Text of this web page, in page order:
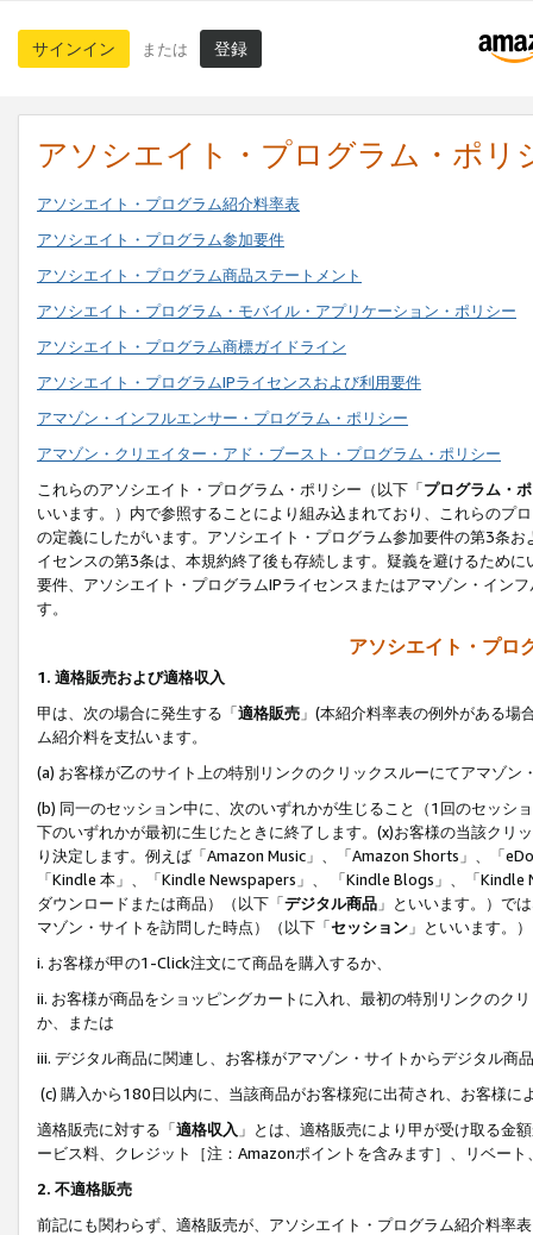
サインイン または 登録
アソシエイト・プログラム・ポリ
アソシエイト・プログラム紹介料率表
アソシエイト・プログラム参加要件
アソシエイト・プログラム商品ステートメント
アソシエイト・プログラム・モバイル・アプリケーション・ポリシー
アソシエイト・プログラム商標ガイドライン
アソシエイト・プログラムIPライセンスおよび利用要件
アマゾン・インフルエンサー・プログラム・ポリシー
アマゾン・クリエイター・アド・ブースト・プログラム・ポリシー
これらのアソシエイト・プログラム・ポリシー（以下「プログラム・
いいます。）内で参照することにより組み込まれており、これらのプ
の定義にしたがいます。アソシエイト・プログラム参加要件の第3条
イセンスの第3条は、本規約終了後も存続します。疑義を避けるため
要件、アソシエイト・プログラムIPライセンスまたはアマゾン・イン
す。
アソシエイト・プロ
1. 適格販売および適格収入
甲は、次の場合に発生する「適格販売 」(本紹介料率表の例外がある
ム紹介料を支払います。
(a) お客様が乙のサイト上の特別リンクのクリックスルーにてアマゾン
(b) 同一のセッション中に、次のいずれかが生じること（1回のセッシ
下のいずれかが最初に生じたときに終了します。(x)お客様の当該ク
り決定します。例えば「Amazon Music」、「Amazon Shorts」、「
「Kindle 本」、「Kindle Newspapers」、 「Kindle Blogs」、「
ダウンロードまたは商品）（以下「デジタル商品 」といいます。）で
マゾン・サイトを訪問した時点）（以下「セッション 」といいます。
i. お客様が甲の1-Click注文にて商品を購入するか、
ii. お客様が商品をショッピングカートに入れ、最初の特別リンクのク
か、または
iii. デジタル商品に関連し、お客様がアマゾン・サイトからデジタル
(c) 購入から180日以内に、当該商品がお客様宛に出荷され、お客様
適格販売に対する「適格収入 」とは、適格販売により甲が受け取る金
ービス料、クレジット［注：Amazonポイントを含みます］、リベー
2. 不適格販売
前記にも関わらず、適格販売が、アソシエイト・プログラム紹介料率